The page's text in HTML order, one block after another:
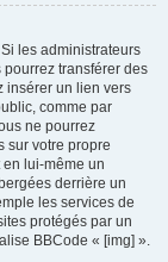
les administrateurs
pourrez transférer des
insérer un lien vers
comme par
ne pourrez
sur votre propre
lui-même un
derrière un
les services de
protégés par un
BBCode « [img] ».